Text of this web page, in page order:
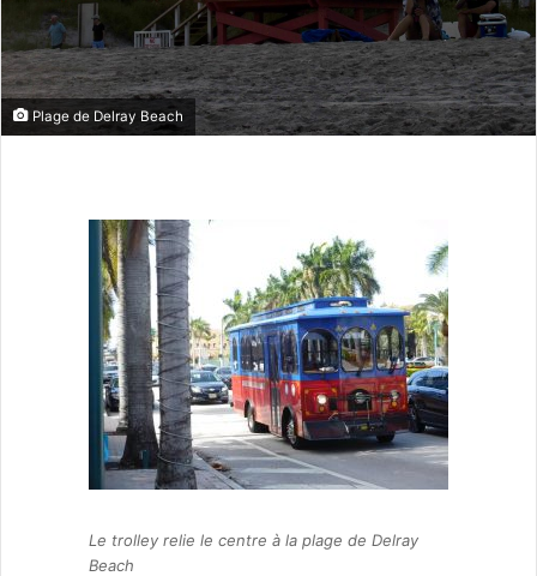
Plage de Delray Beach
Le trolley relie le centre à la plage de Delray
Beach